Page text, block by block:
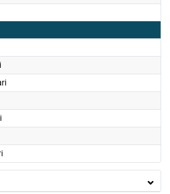
2022
2022
2022
2022